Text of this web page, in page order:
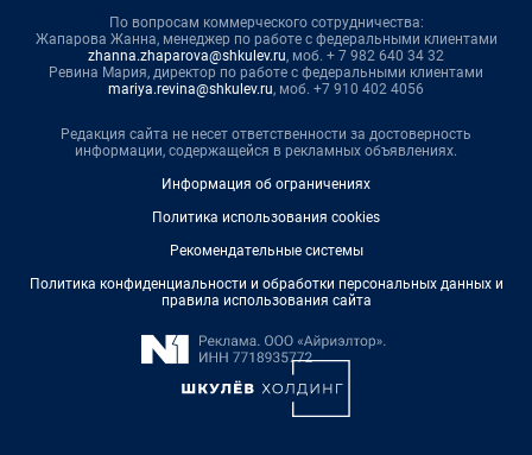
По вопросам коммерческого сотрудничества:
Жапарова Жанна, менеджер по работе с федеральными клиентами
zhanna.zhaparova@shkulev.ru, моб. + 7 982 640 34 32
Ревина Мария, директор по работе с федеральными клиентами
mariya.revina@shkulev.ru, моб. +7 910 402 4056
Редакция сайта не несет ответственности за достоверность
информации, содержащейся в рекламных объявлениях.
Информация об ограничениях
Политика использования cookies
Рекомендательные системы
Политика конфиденциальности и обработки персональных данных и
правила использования сайта